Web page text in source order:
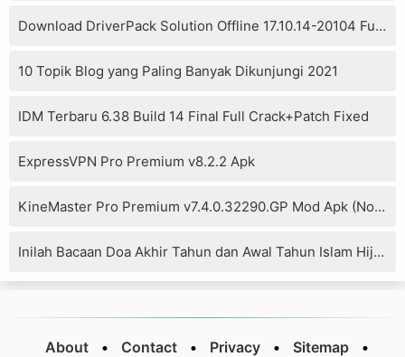
Download DriverPack Solution Offline 17.10.14-20104 Full Version
10 Topik Blog yang Paling Banyak Dikunjungi 2021
IDM Terbaru 6.38 Build 14 Final Full Crack+Patch Fixed
ExpressVPN Pro Premium v8.2.2 Apk
KineMaster Pro Premium v7.4.0.32290.GP Mod Apk (No Watermark)
Inilah Bacaan Doa Akhir Tahun dan Awal Tahun Islam Hijriyah
About • Contact • Privacy • Sitemap •